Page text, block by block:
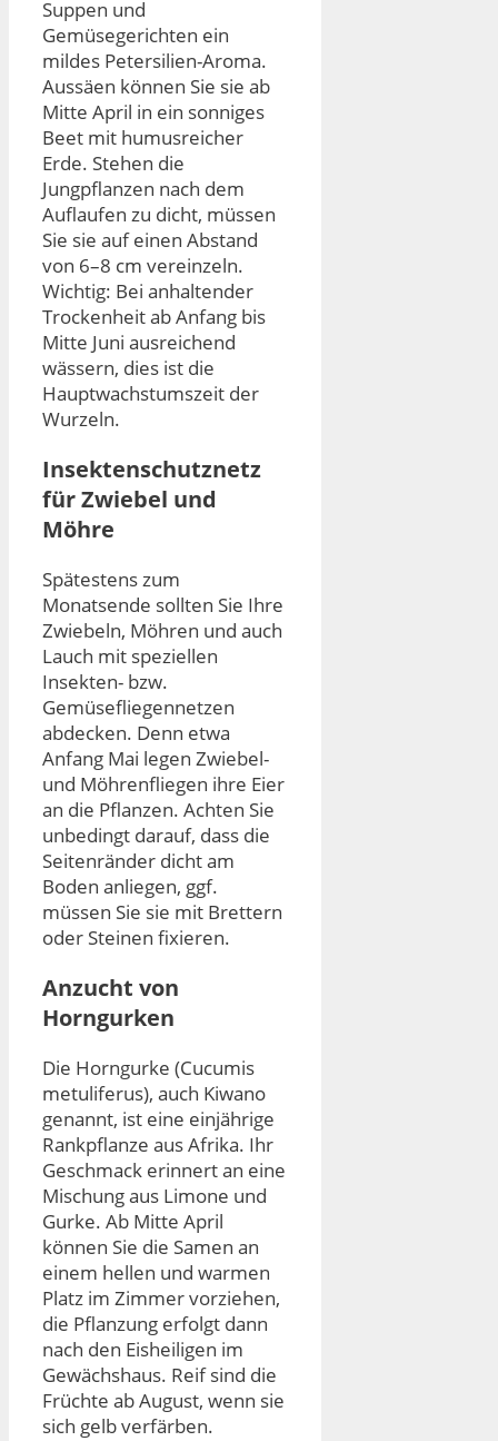
Suppen und
Gemüsegerichten ein
mildes Petersilien-Aroma.
Aussäen können Sie sie ab
Mitte April in ein sonniges
Beet mit humusreicher
Erde. Stehen die
Jungpflanzen nach dem
Auflaufen zu dicht, müssen
Sie sie auf einen Abstand
von 6–8 cm vereinzeln.
Wichtig: Bei anhaltender
Trockenheit ab Anfang bis
Mitte Juni ausreichend
wässern, dies ist die
Hauptwachstumszeit der
Wurzeln.
Insektenschutznetz
für Zwiebel und
Möhre
Spätestens zum
Monatsende sollten Sie Ihre
Zwiebeln, Möhren und auch
Lauch mit speziellen
Insekten- bzw.
Gemüsefliegennetzen
abdecken. Denn etwa
Anfang Mai legen Zwiebel-
und Möhrenfliegen ihre Eier
an die Pflanzen. Achten Sie
unbedingt darauf, dass die
Seitenränder dicht am
Boden anliegen, ggf.
müssen Sie sie mit Brettern
oder Steinen fixieren.
Anzucht von
Horngurken
Die Horngurke (Cucumis
metuliferus), auch Kiwano
genannt, ist eine einjährige
Rankpflanze aus Afrika. Ihr
Geschmack erinnert an eine
Mischung aus Limone und
Gurke. Ab Mitte April
können Sie die Samen an
einem hellen und warmen
Platz im Zimmer vorziehen,
die Pflanzung erfolgt dann
nach den Eisheiligen im
Gewächshaus. Reif sind die
Früchte ab August, wenn sie
sich gelb verfärben.